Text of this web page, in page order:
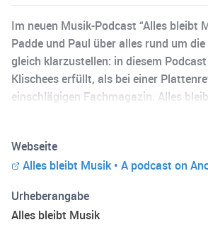
Im neuen Musik-Podcast “Alles bleibt
Padde und Paul über alles rund um
gleich klarzustellen: in diesem
Klischees erfüllt, als bei einer
einschlägigen Fachmagazin. Alles
Webseite
Alles bleibt Musik • A podcast on
Urheberangabe
Alles bleibt Musik